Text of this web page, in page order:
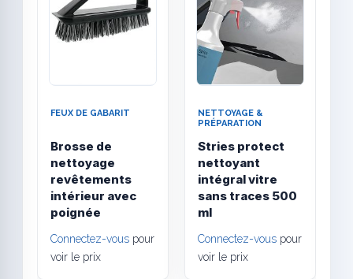
FEUX DE GABARIT
Brosse de
nettoyage
revêtements
intérieur avec
poignée
Connectez-vous pour
voir le prix
NETTOYAGE &
PRÉPARATION
Stries protect
nettoyant
intégral vitre
sans traces 500
ml
Connectez-vous pour
voir le prix